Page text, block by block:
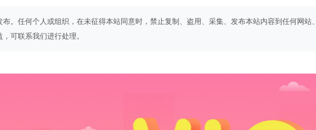
。任何个人或组织，在未征得本站同意时，禁止复制、盗用、采集、发布本站内容到任何网站
可联系我们进行处理。